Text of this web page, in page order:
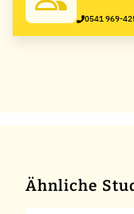
0541 969-
Ähnliche